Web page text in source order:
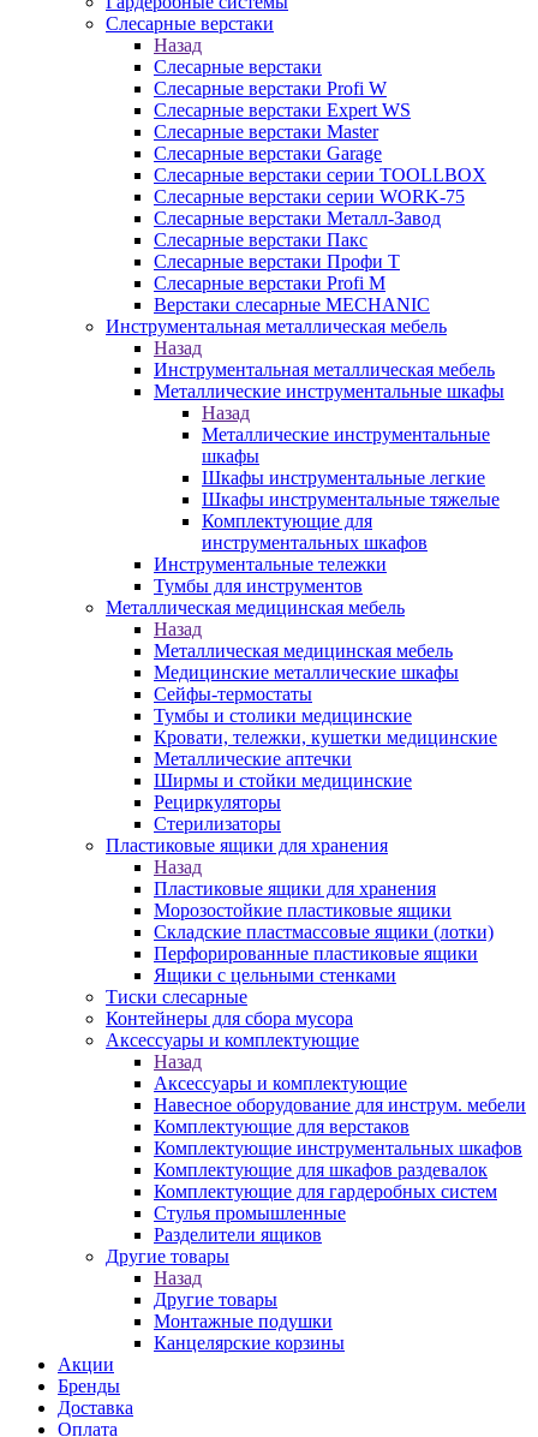
Слесарные верстаки
Назад
Слесарные верстаки
Слесарные верстаки Profi W
Слесарные верстаки Expert WS
Слесарные верстаки Master
Слесарные верстаки Garage
Слесарные верстаки серии TOOLLBOX
Слесарные верстаки серии WORK-75
Слесарные верстаки Металл-Завод
Слесарные верстаки Пакс
Слесарные верстаки Профи Т
Слесарные верстаки Profi M
Верстаки слесарные MECHANIC
Инструментальная металлическая мебель
Назад
Инструментальная металлическая мебель
Металлические инструментальные шкафы
Назад
Металлические инструментальные
шкафы
Шкафы инструментальные легкие
Шкафы инструментальные тяжелые
Комплектующие для
инструментальных шкафов
Инструментальные тележки
Тумбы для инструментов
Металлическая медицинская мебель
Назад
Металлическая медицинская мебель
Медицинские металлические шкафы
Сейфы-термостаты
Тумбы и столики медицинские
Кровати, тележки, кушетки медицинские
Металлические аптечки
Ширмы и стойки медицинские
Рециркуляторы
Стерилизаторы
Пластиковые ящики для хранения
Назад
Пластиковые ящики для хранения
Морозостойкие пластиковые ящики
Складские пластмассовые ящики (лотки)
Перфорированные пластиковые ящики
Ящики с цельными стенками
Тиски слесарные
Контейнеры для сбора мусора
Аксессуары и комплектующие
Назад
Аксессуары и комплектующие
Навесное оборудование для инструм. мебели
Комплектующие для верстаков
Комплектующие инструментальных шкафов
Комплектующие для шкафов раздевалок
Комплектующие для гардеробных систем
Стулья промышленные
Разделители ящиков
Другие товары
Назад
Другие товары
Монтажные подушки
Канцелярские корзины
Акции
Бренды
Доставка
Оплата